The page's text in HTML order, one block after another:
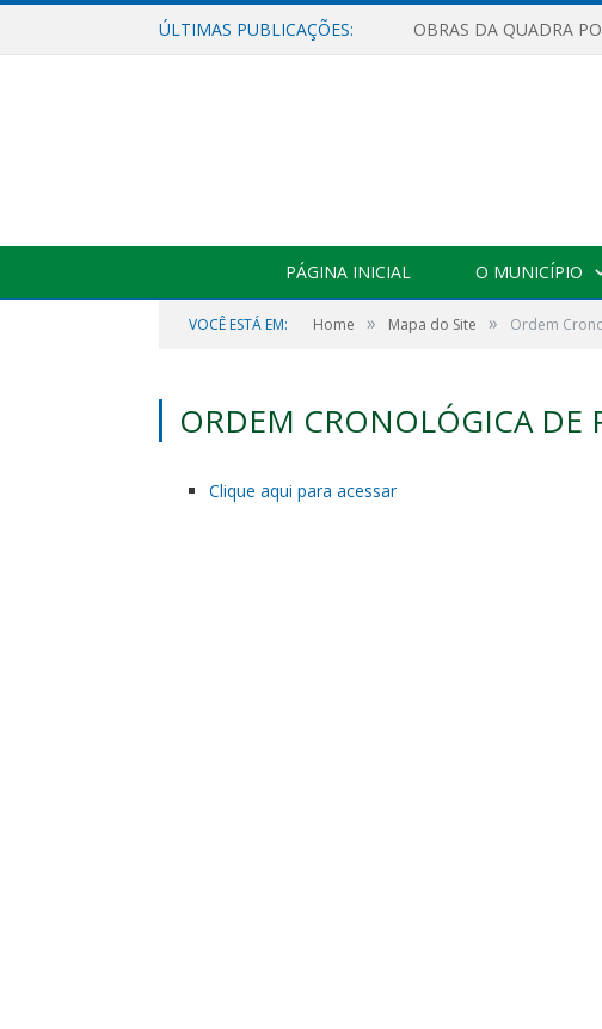
ÚLTIMAS PUBLICAÇÕES:
PÁGINA INICIAL O MUNICÍPIO
VOCÊ ESTÁ EM: Home » Mapa do Site » Ordem
ORDEM CRONOLÓGICA DE
Clique aqui para acessar